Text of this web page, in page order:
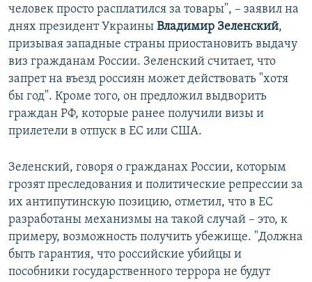
человек просто расплатился за товары", – заявил на
днях президент Украины Владимир Зеленский,
призывая западные страны приостановить выдачу
виз гражданам России. Зеленский считает, что
запрет на въезд россиян может действовать "хотя
бы год". Кроме того, он предложил выдворить
граждан РФ, которые ранее получили визы и
прилетели в отпуск в ЕС или США.
Зеленский, говоря о гражданах России, которым
грозят преследования и политические репрессии за
их антипутинскую позицию, отметил, что в ЕС
разработаны механизмы на такой случай – это, к
примеру, возможность получить убежище. "Должна
быть гарантия, что российские убийцы и
пособники государственного террора не будут